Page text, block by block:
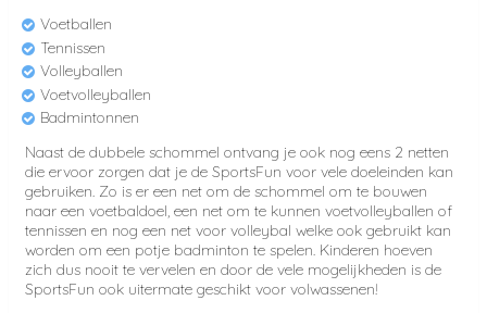
Voetballen
Tennissen
Volleyballen
Voetvolleyballen
Badmintonnen
Naast de dubbele schommel ontvang je ook nog eens 2 netten
die ervoor zorgen dat je de SportsFun voor vele doeleinden kan
gebruiken. Zo is er een net om de schommel om te bouwen
naar een voetbaldoel, een net om te kunnen voetvolleyballen of
tennissen en nog een net voor volleybal welke ook gebruikt kan
worden om een potje badminton te spelen. Kinderen hoeven
zich dus nooit te vervelen en door de vele mogelijkheden is de
SportsFun ook uitermate geschikt voor volwassenen!